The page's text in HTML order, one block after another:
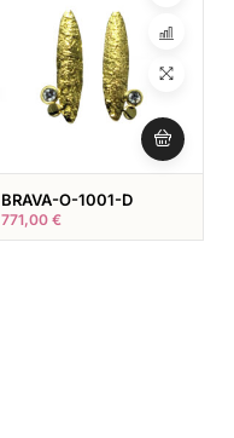
BRAVA-O-1001-D
771,00 €